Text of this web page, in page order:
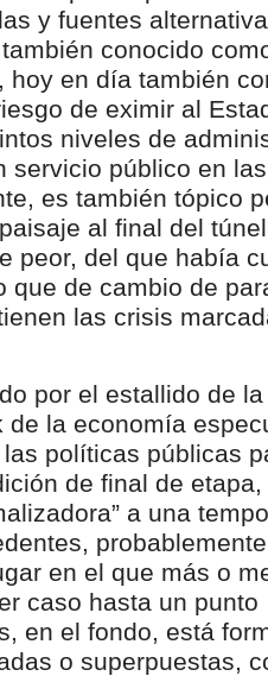
y fuentes
conocido
hoy en día también
de eximir al
niveles de
servicio público en
es también tópico
al final del
peor, del que había
que de cambio de
las crisis
por el estallido de
de la economía
políticas públicas
de final de
a una
en el que más o
caso hasta un punto
en el fondo, está
o superpuestas,